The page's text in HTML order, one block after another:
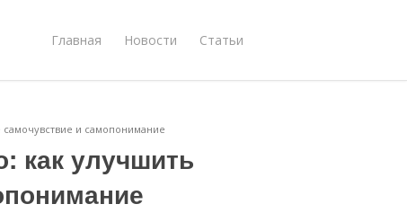
Главная Новости Статьи
и самопонимание
как улучшить